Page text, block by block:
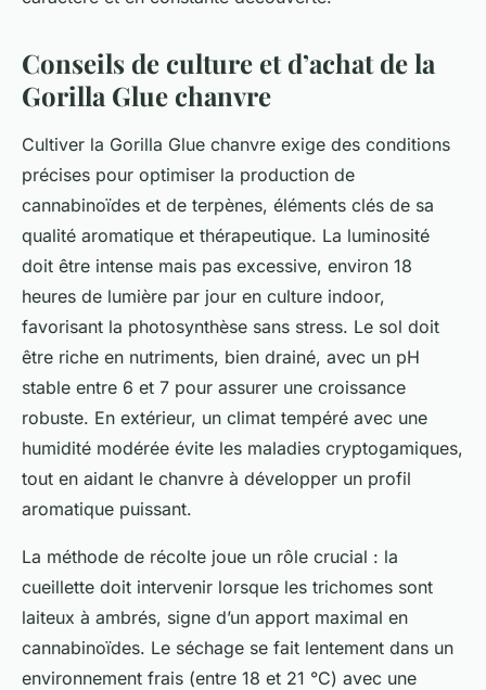
Conseils de culture et d’achat de la
Gorilla Glue chanvre
Cultiver la Gorilla Glue chanvre exige des conditions
précises pour optimiser la production de
cannabinoïdes et de terpènes, éléments clés de sa
qualité aromatique et thérapeutique. La luminosité
doit être intense mais pas excessive, environ 18
heures de lumière par jour en culture indoor,
favorisant la photosynthèse sans stress. Le sol doit
être riche en nutriments, bien drainé, avec un pH
stable entre 6 et 7 pour assurer une croissance
robuste. En extérieur, un climat tempéré avec une
humidité modérée évite les maladies cryptogamiques,
tout en aidant le chanvre à développer un profil
aromatique puissant.
La méthode de récolte joue un rôle crucial : la
cueillette doit intervenir lorsque les trichomes sont
laiteux à ambrés, signe d’un apport maximal en
cannabinoïdes. Le séchage se fait lentement dans un
environnement frais (entre 18 et 21 °C) avec une